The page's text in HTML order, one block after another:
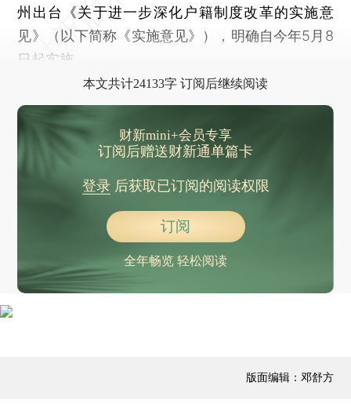
沙尘暴蓝色预警：京津冀等地有扬沙浮尘，持续至明早
市场监管总局：截至3月底，查处餐饮浪费违法案件2423件
一人酒后焚烧杂草引发烟台山火，官方通报
晨读荐闻（国内、国际、市场消息35条）
价格指数持续偏低 通缩来了吗？
滴滴称2025年量产无人驾驶车将接入网约车平台
宝宝树管理层内斗升级 被免职CFO拒绝交权
第四范式戴文渊：AI模型大幅度提高app开发效率
州出台《关于进一步深化户籍制度改革的实施意
见》（以下简称《实施意见》），明确自今年5月8
日起实施。
本文共计24133字 订阅后继续阅读
财新mini+会员专享
订阅后赠送财新通单篇卡
登录后获取已订阅的阅读权限
订阅
全年畅览 轻松阅读
版面编辑：邓舒方